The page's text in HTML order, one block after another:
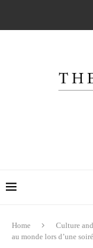
Home Culture
au monde lors d’une